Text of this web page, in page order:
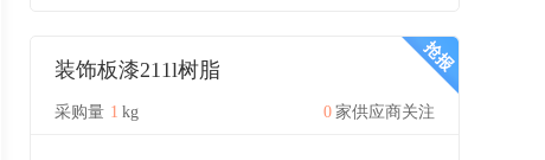
装饰板漆211l树脂
采购量 1 kg 0 家供应商关注